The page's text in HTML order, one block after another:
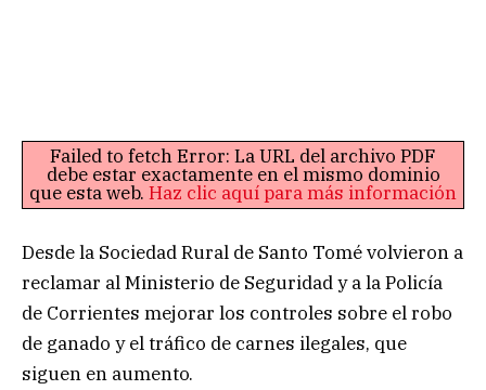
Failed to fetch Error: La URL del archivo PDF
debe estar exactamente en el mismo dominio
que esta web. Haz clic aquí para más información
Desde la Sociedad Rural de Santo Tomé volvieron a
reclamar al Ministerio de Seguridad y a la Policía
de Corrientes mejorar los controles sobre el robo
de ganado y el tráfico de carnes ilegales, que
siguen en aumento.